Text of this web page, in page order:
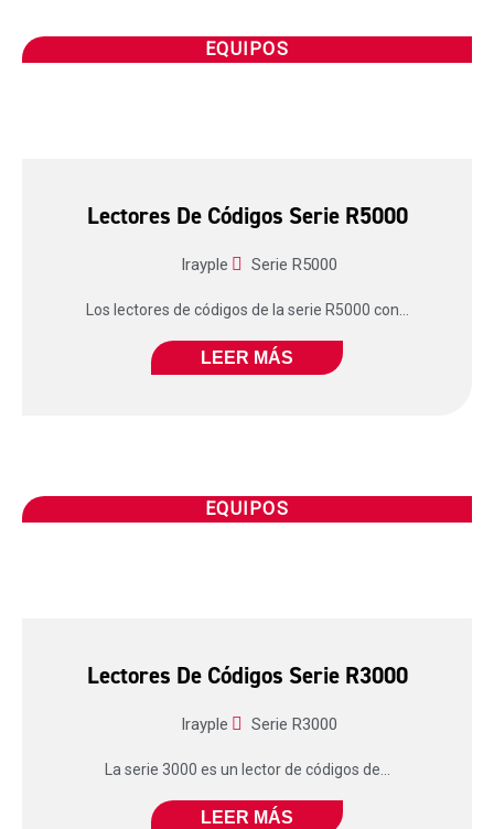
EQUIPOS
Lectores De Códigos Serie R5000
Irayple Serie R5000
Los lectores de códigos de la serie R5000 con...
LEER MÁS
EQUIPOS
Lectores De Códigos Serie R3000
Irayple Serie R3000
La serie 3000 es un lector de códigos de...
LEER MÁS